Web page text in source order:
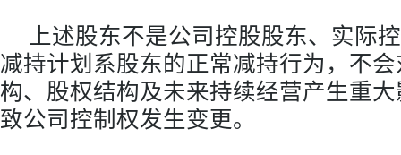
上述股东不是公司控股股东、实际
减持计划系股东的正常减持行为，不
构、股权结构及未来持续经营产生重
致公司控制权发生变更。